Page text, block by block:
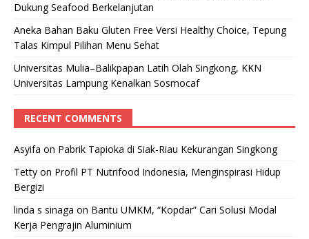
Dukung Seafood Berkelanjutan
Aneka Bahan Baku Gluten Free Versi Healthy Choice, Tepung
Talas Kimpul Pilihan Menu Sehat
Universitas Mulia–Balikpapan Latih Olah Singkong, KKN
Universitas Lampung Kenalkan Sosmocaf
RECENT COMMENTS
Asyifa on Pabrik Tapioka di Siak-Riau Kekurangan Singkong
Tetty on Profil PT Nutrifood Indonesia, Menginspirasi Hidup
Bergizi
linda s sinaga on Bantu UMKM, “Kopdar” Cari Solusi Modal
Kerja Pengrajin Aluminium